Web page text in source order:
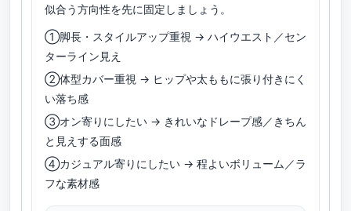
似合う方向性を先に固定しましょう。
①脚長・スタイルアップ重視 → ハイウエスト／セン
ターライン見え
②体型カバー重視 → ヒップや太ももに張り付きにく
い落ち感
③オン寄りにしたい → きれいなドレープ感／きちん
と見えする面感
④カジュアル寄りにしたい → 程よいボリューム／ラ
フな素材感